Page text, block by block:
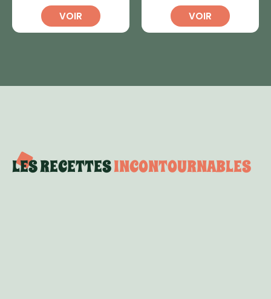
VOIR VOIR
LES RECETTESINCONTOURNABLES